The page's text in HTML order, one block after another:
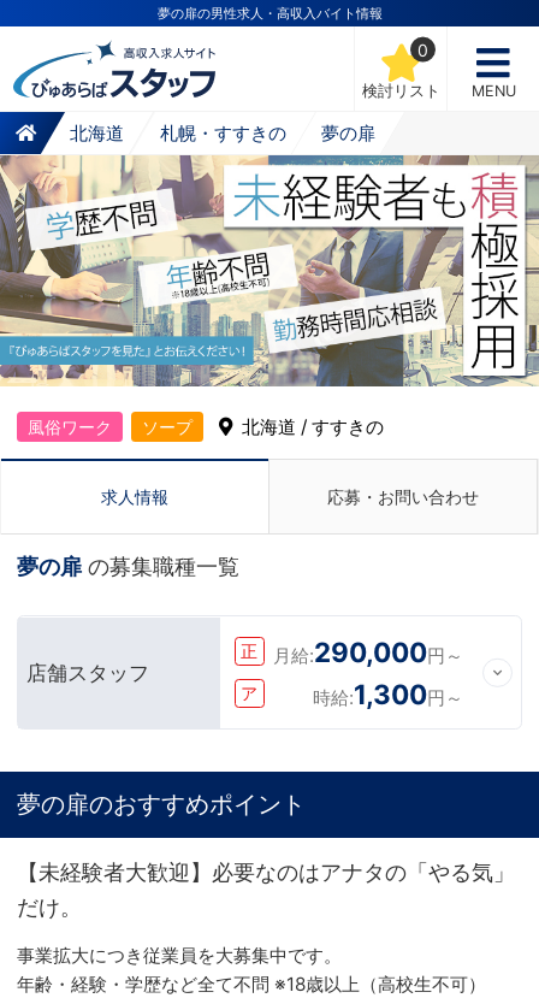
夢の扉の男性求人・高収入バイト情報
検討リスト
0
MENU
北海道 札幌・すすきの 夢の扉
風俗ワーク ソープ 北海道 / すすきの
求人情報 応募・お問い合わせ
夢の扉 の募集職種一覧
店舗スタッフ
正 月給:290,000円～
ア 時給:1,300円～
夢の扉のおすすめポイント
【未経験者大歓迎】必要なのはアナタの「やる気」
だけ。
事業拡大につき従業員を大募集中です。
年齢・経験・学歴など全て不問 ※18歳以上（高校生不可）